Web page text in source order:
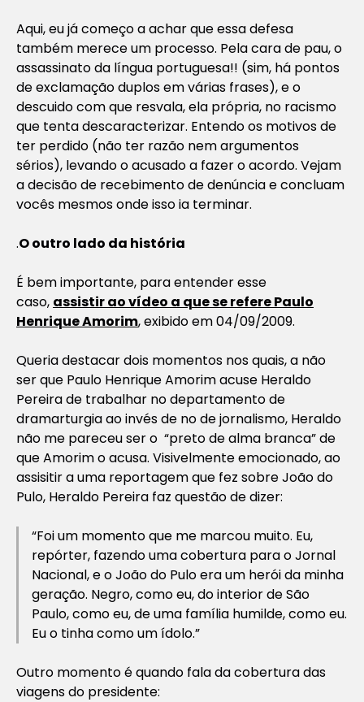
Aqui, eu já começo a achar que essa defesa
também merece um processo. Pela cara de pau, o
assassinato da língua portuguesa!! (sim, há pontos
de exclamação duplos em várias frases), e o
descuido com que resvala, ela própria, no racismo
que tenta descaracterizar. Entendo os motivos de
ter perdido (não ter razão nem argumentos
sérios), levando o acusado a fazer o acordo. Vejam
a decisão de recebimento de denúncia e concluam
vocês mesmos onde isso ia terminar.
.O outro lado da história
É bem importante, para entender esse
caso, assistir ao vídeo a que se refere Paulo
Henrique Amorim, exibido em 04/09/2009.
Queria destacar dois momentos nos quais, a não
ser que Paulo Henrique Amorim acuse Heraldo
Pereira de trabalhar no departamento de
dramarturgia ao invés de no de jornalismo, Heraldo
não me pareceu ser o “preto de alma branca” de
que Amorim o acusa. Visivelmente emocionado, ao
assisitir a uma reportagem que fez sobre João do
Pulo, Heraldo Pereira faz questão de dizer:
“Foi um momento que me marcou muito. Eu,
repórter, fazendo uma cobertura para o Jornal
Nacional, e o João do Pulo era um herói da minha
geração. Negro, como eu, do interior de São
Paulo, como eu, de uma família humilde, como eu.
Eu o tinha como um ídolo.”
Outro momento é quando fala da cobertura das
viagens do presidente: